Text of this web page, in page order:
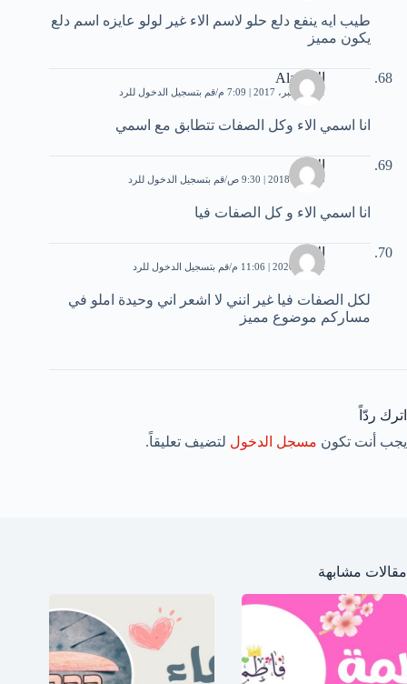
طيب ايه ينفع دلع حلو لاسم الاء غير لولو عايزه اسم دلع
يكون مميز
الاء Alaa
21 ديسمبر، 2017 | 7:09 م قم بتسجيل الدخول للرد
انا اسمي الاء وكل الصفات تتطابق مع اسمي
الاء
9 أبريل، 2018 | 9:30 ص قم بتسجيل الدخول للرد
انا اسمي الاء و كل الصفات فيا
الاء
2 مايو، 2020 | 11:06 م قم بتسجيل الدخول للرد
لكل الصفات فيا غير انني لا اشعر اني وحيدة املو في
مساركم موضوع مميز
اترك ردّاً
يجب أنت تكون مسجل الدخول لتضيف تعليقاً.
مقالات مشابهة